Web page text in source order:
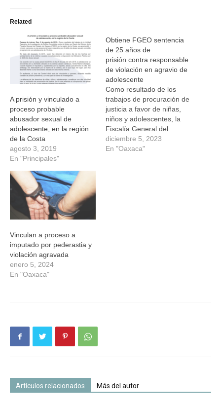
Twitter
abre
una
ventana
nueva)
una
ventana
nueva)
una
ventana
nueva)
ventana
nueva)
Related
A prisión y vinculado a
proceso probable
abusador sexual de
adolescente, en la región
de la Costa
agosto 3, 2019
En "Principales"
Obtiene FGEO sentencia
de 25 años de
prisión contra responsable
de violación en agravio de
adolescente
Como resultado de los
trabajos de procuración de
justicia a favor de niñas,
niños y adolescentes, la
Fiscalía General del
Estado de Oaxaca (FGEO)
obtuvo una sentencia
diciembre 5, 2023
En "Oaxaca"
Vinculan a proceso a
imputado por pederastia y
violación agravada
enero 5, 2024
En "Oaxaca"
Artículos relacionados Más del autor